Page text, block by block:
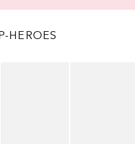
HEROES